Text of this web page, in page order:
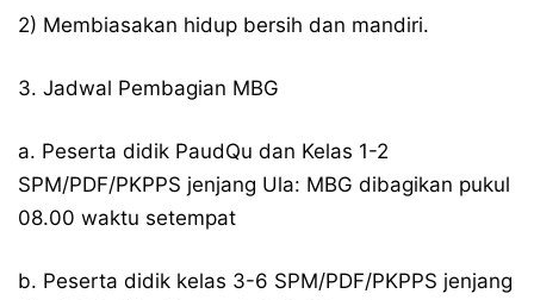
2) Membiasakan hidup bersih dan mandiri.
3. Jadwal Pembagian MBG
a. Peserta didik PaudQu dan Kelas 1-2
SPM/PDF/PKPPS jenjang Ula: MBG dibagikan pukul
08.00 waktu setempat
b. Peserta didik kelas 3-6 SPM/PDF/PKPPS jenjang